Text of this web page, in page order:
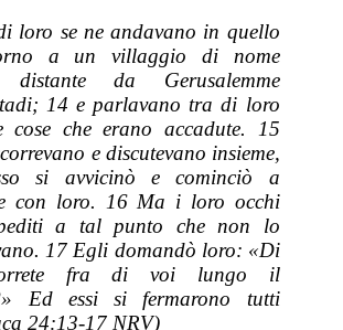
loro se ne andavano in quello
a un villaggio di nome
distante da Gerusalemme
14 e parlavano tra di loro
che erano accadute. 15
e discutevano insieme,
si avvicinò e cominciò a
con loro. 16 Ma i loro occhi
a tal punto che non lo
17 Egli domandò loro: «Di
fra di voi lungo il
Ed essi si fermarono tutti
24:13-17 NRV)